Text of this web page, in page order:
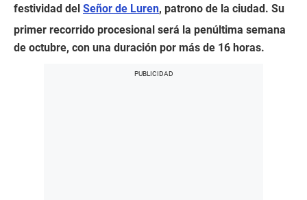
festividad del Señor de Luren, patrono de la ciudad. Su
primer recorrido procesional será la penúltima semana
de octubre, con una duración por más de 16 horas.